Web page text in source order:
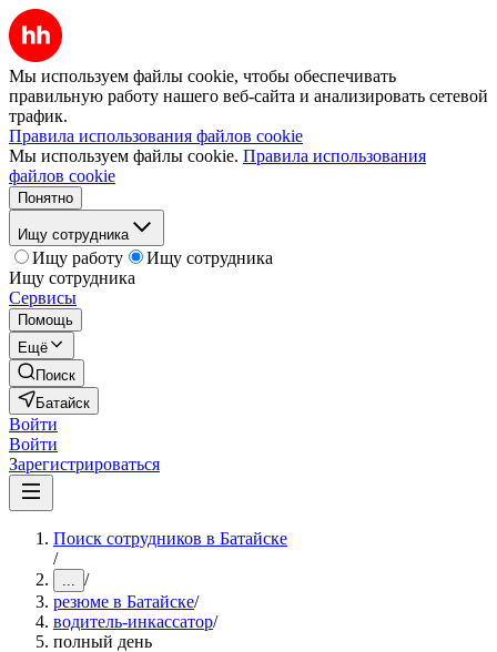
Мы используем файлы cookie, чтобы обеспечивать
правильную работу нашего веб-сайта и анализировать сетевой
трафик.
Правила использования файлов cookie
Мы используем файлы cookie. Правила использования
файлов cookie
Понятно
Ищу сотрудника
Ищу работу
Ищу сотрудника
Ищу сотрудника
Сервисы
Помощь
Ещё
Поиск
Батайск
Войти
Войти
Зарегистрироваться
Поиск сотрудников в Батайске
/
... /
резюме в Батайске/
водитель-инкассатор/
полный день